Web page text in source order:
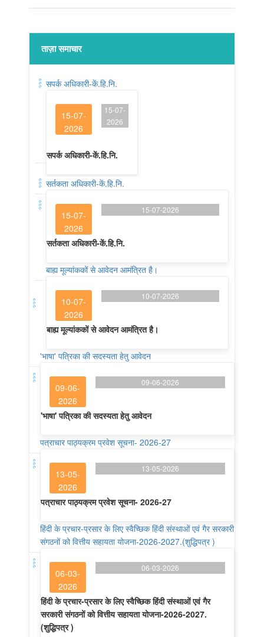
ताज़ा समाचार
सपर्क अधिकारी-कें.हि.नि.
15-07-
2026
15-07-
2026
सपर्क अधिकारी-कें.हि.नि.
सर्तकता अधिकारी-कें.हि.नि.
15-07-
2026
15-07-2026
सर्तकता अधिकारी-कें.हि.नि.
बाह्य मूल्यांककों से आवेदन आमंत्रित है।
10-07-
2026
10-07-2026
बाह्य मूल्यांककों से आवेदन आमंत्रित है।
'भाषा' पत्रिका की सदस्यता हेतु आवेदन
09-06-
2026
09-06-2026
'भाषा' पत्रिका की सदस्यता हेतु आवेदन
पत्राचार पाठ्यक्रम प्रवेश सूचना- 2026-27
13-05-
2026
13-05-2026
पत्राचार पाठ्यक्रम प्रवेश सूचना- 2026-27
हिंदी के प्रचार-प्रसार के लिए स्वैच्छिक हिंदी संस्थाओं एवं गैर सरकारी
संगठनों को वित्तीय सहायता योजना-2026-2027.(शुद्धिपत्र )
06-03-
2026
06-03-2026
हिंदी के प्रचार-प्रसार के लिए स्वैच्छिक हिंदी संस्थाओं एवं गैर
सरकारी संगठनों को वित्तीय सहायता योजना-2026-2027.
(शुद्धिपत्र )